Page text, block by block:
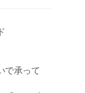
で承って